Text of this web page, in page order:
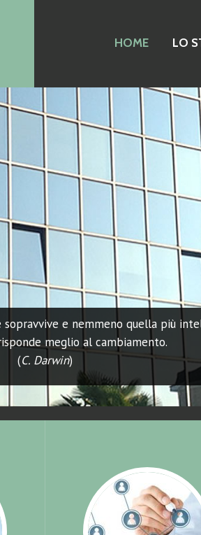
HOME LO
e nemmeno quella più
meglio al cambiamento.
(C. Darwin)